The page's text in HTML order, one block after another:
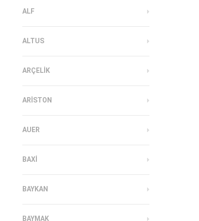
ALF
ALTUS
ARÇELIK
ARISTON
AUER
BAXI
BAYKAN
BAYMAK